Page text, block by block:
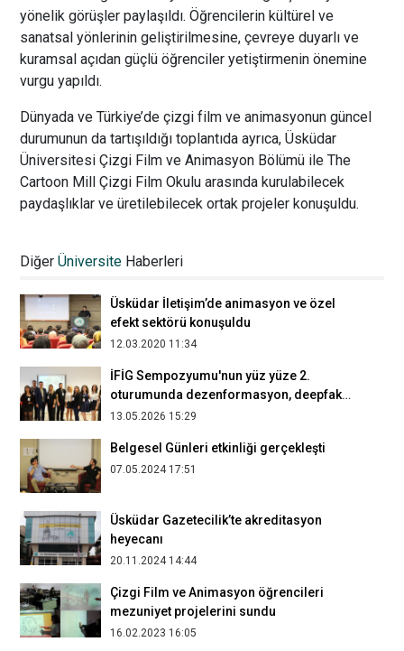
yönelik görüşler paylaşıldı. Öğrencilerin kültürel ve
sanatsal yönlerinin geliştirilmesine, çevreye duyarlı ve
kuramsal açıdan güçlü öğrenciler yetiştirmenin önemine
vurgu yapıldı.
Dünyada ve Türkiye’de çizgi film ve animasyonun güncel
durumunun da tartışıldığı toplantıda ayrıca, Üsküdar
Üniversitesi Çizgi Film ve Animasyon Bölümü ile The
Cartoon Mill Çizgi Film Okulu arasında kurulabilecek
paydaşlıklar ve üretilebilecek ortak projeler konuşuldu.
DiğerÜniversite Haberleri
Üsküdar İletişim’de animasyon ve özel
efekt sektörü konuşuldu
12.03.2020 11:34
İFİG Sempozyumu'nun yüz yüze 2.
oturumunda dezenformasyon, deepfake
ve gerçekliğin krizi irdelendi
13.05.2026 15:29
Belgesel Günleri etkinliği gerçekleşti
07.05.2024 17:51
Üsküdar Gazetecilik’te akreditasyon
heyecanı
20.11.2024 14:44
Çizgi Film ve Animasyon öğrencileri
mezuniyet projelerini sundu
16.02.2023 16:05